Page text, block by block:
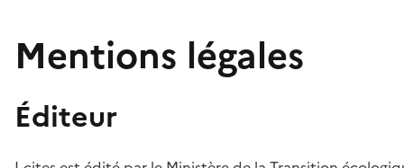
Mentions légales
Éditeur